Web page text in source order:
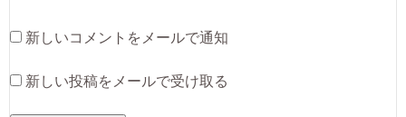
新しいコメントをメールで通知
新しい投稿をメールで受け取る